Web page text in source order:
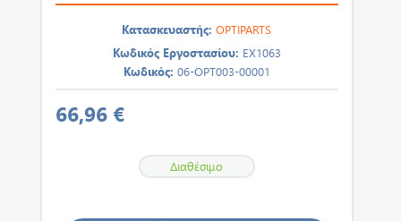
Κατασκευαστής: OPTIPARTS
Κωδικός Εργοστασίου: EX1063
Κωδικός: 06-OPT003-00001
66,96 €
Διαθέσιμο